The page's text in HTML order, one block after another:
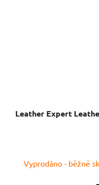
Leather Expert
Vyprodáno - běžně